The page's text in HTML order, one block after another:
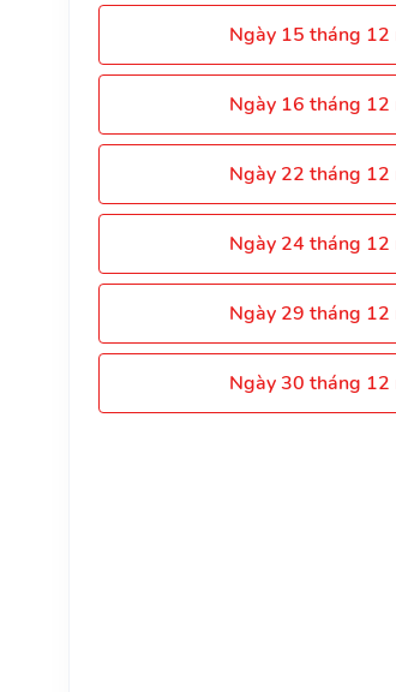
Ngày 15 tháng
Ngày 16 tháng
Ngày 22 tháng
Ngày 24 tháng
Ngày 29 tháng
Ngày 30 tháng